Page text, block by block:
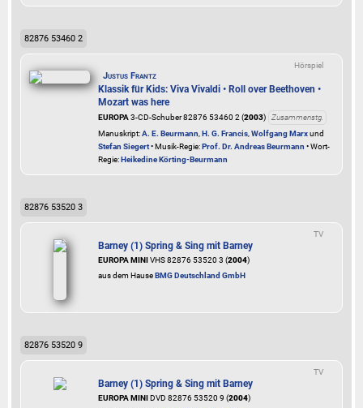
82876 53460 2
Hörspiel
Justus Frantz
Klassik für Kids: Viva Vivaldi • Roll over Beethoven •
Mozart was here
EUROPA3-CD-Schuber 82876 53460 2 (2003)
Zusammenstg.
Manuskript:A. E. Beurmann,H. G. Francis,Wolfgang Marxund
Stefan Siegert• Musik-Regie:Prof. Dr. Andreas Beurmann • Wort-
Regie:Heikedine Körting-Beurmann
82876 53520 3
TV
Barney (1) Spring & Sing mit Barney
EUROPA MINIVHS 82876 53520 3 (2004)
aus dem HauseBMG Deutschland GmbH
82876 53520 9
TV
Barney (1) Spring & Sing mit Barney
EUROPA MINIDVD 82876 53520 9 (2004)